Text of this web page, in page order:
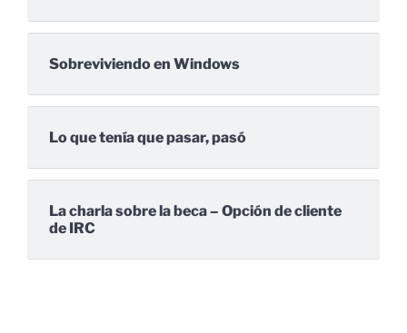
Sobreviviendo en Windows
Lo que tenía que pasar, pasó
La charla sobre la beca – Opción de cliente
de IRC